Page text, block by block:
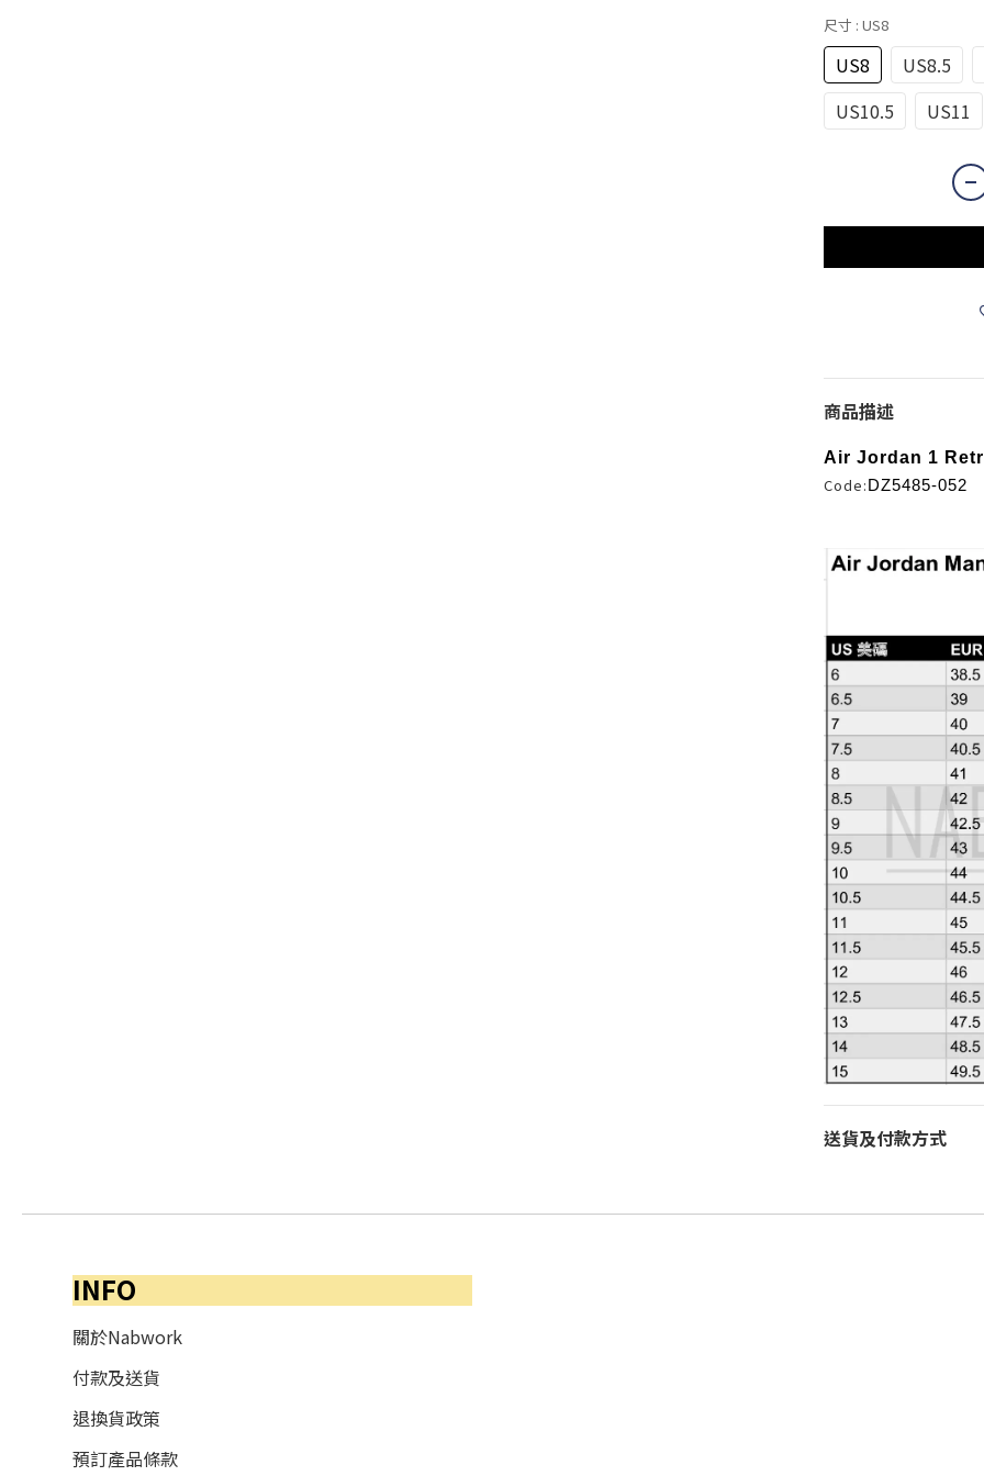
尺寸 : US8
US8 US8.5
US10.5
US11
商品描述
Air Jordan 1
Code: DZ5485-052
送貨及付款方式
INFO
關於Nabwork
付款及送貨
退換貨政策
預訂產品條款